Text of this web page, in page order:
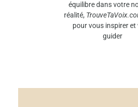
équilibre dans votre
réalité,
pour vous inspirer et
guider